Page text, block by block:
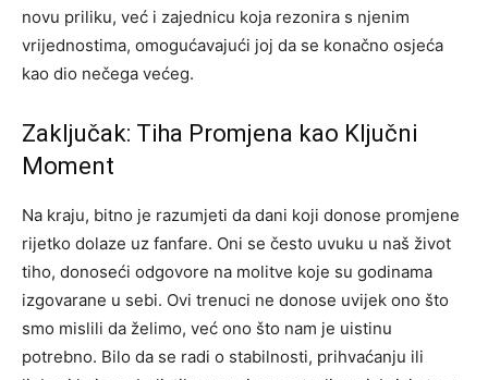
novu priliku, već i zajednicu koja rezonira s njenim
vrijednostima, omogućavajući joj da se konačno osjeća
kao dio nečega većeg.
Zaključak: Tiha Promjena kao Ključni
Moment
Na kraju, bitno je razumjeti da dani koji donose promjene
rijetko dolaze uz fanfare. Oni se često uvuku u naš život
tiho, donoseći odgovore na molitve koje su godinama
izgovarane u sebi. Ovi trenuci ne donose uvijek ono što
smo mislili da želimo, već ono što nam je uistinu
potrebno. Bilo da se radi o stabilnosti, prihvaćanju ili